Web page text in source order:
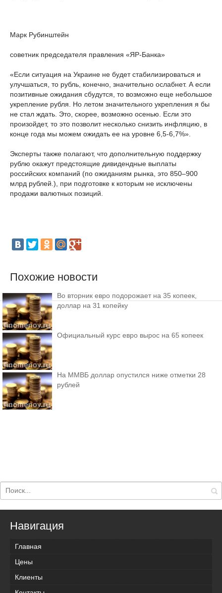
Марк Рубинштейн
советник председателя правления «ЯР-Банка»
«Если ситуация на Украине не будет стабилизироваться и
улучшаться, то рубль, конечно, значительно ослабнет. А если
позитивные ожидания сбудутся, то возможно еще небольшое
укрепление рубля. Но летом значительного укрепления я бы
не стал ждать. Это, скорее, возможно осенью. Если это
произойдет, то это позволит несколько снизить инфляцию, в
конце года мы можем ожидать ее на уровне 6,5-6,7%».
Эксперты также полагают, что дополнительную поддержку
рублю окажут предстоящие дивидендные выплаты
российских компаний (по ожиданиям рынка, это 850–900
млрд рублей.), при подготовке к которым не исключены
продажи валютных позиций.
Похожие новости
Во вторник евро подорожает на 35 копеек,
доллар на 31 копейку
Официальный курс евро вырос на 65 копеек
На ММВБ доллар опустился ниже отметки 28
рублей
Навигация
Главная
Цены
Клиенты